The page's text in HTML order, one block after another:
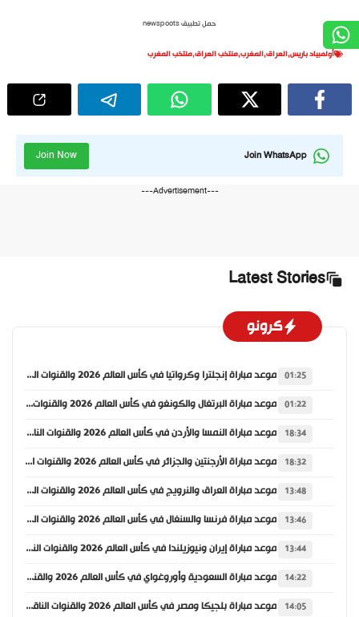
حمل تطبيق newspoots
أولمبياد باريس,العراق,المغرب,منتخب العراق,منتخب المغرب
Join WhatsApp
Join Now
---Advertisement---
Latest Stories
كرونو
01:25 موعد مباراة إنجلترا وكرواتيا في كأس العالم 2026 والقنوات الناقلة
01:22 موعد مباراة البرتغال والكونغو في كأس العالم 2026 والقنوات الناقلة
18:34 موعد مباراة النمسا والأردن في كأس العالم 2026 والقنوات الناقلة
18:32 موعد مباراة الأرجنتين والجزائر في كأس العالم 2026 والقنوات الناقلة
13:48 موعد مباراة العراق والنرويج في كأس العالم 2026 والقنوات الناقلة
13:46 موعد مباراة فرنسا والسنغال في كأس العالم 2026 والقنوات الناقلة
13:44 موعد مباراة إيران ونيوزيلندا في كأس العالم 2026 والقنوات الناقلة
14:22 موعد مباراة السعودية وأوروغواي في كأس العالم 2026 والقنوات الناقلة
14:05 موعد مباراة بلجيكا ومصر في كأس العالم 2026 والقنوات الناقلة